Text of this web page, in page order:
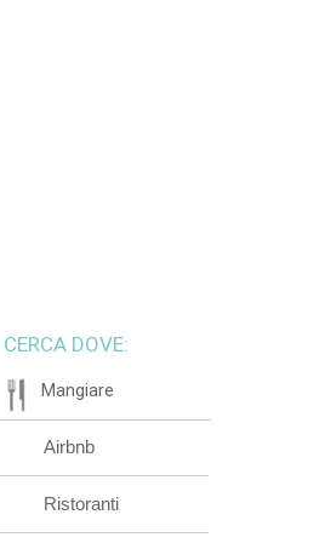
CERCA DOVE:
Mangiare
Airbnb
Ristoranti